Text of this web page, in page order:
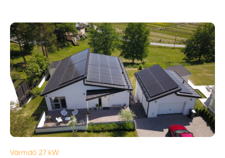
Värmdö 27 kW